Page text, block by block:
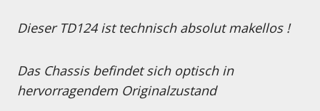
Dieser TD124 ist technisch absolut makellos !
Das Chassis befindet sich optisch in
hervorragendem Originalzustand